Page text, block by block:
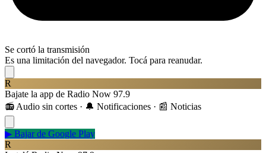
Se cortó la transmisión
Es una limitación del navegador. Tocá para reanudar.
R
Bajate la app de Radio Now 97.9
📻 Audio sin cortes · 🔔 Notificaciones · 📰 Noticias
▶ Bajar de Google Play
R